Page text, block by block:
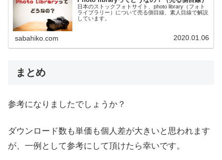
日本のストックフォトサイト、photo library（フォト
ライブラリー）について売る側目線、素人目線で解説
しています。
sabahiko.com 2020.01.06
まとめ
参考になりましたでしょうか？
ダウンロード数も単価も個人差が大きいと思われます
が、一例として参考にして頂けたら幸いです。